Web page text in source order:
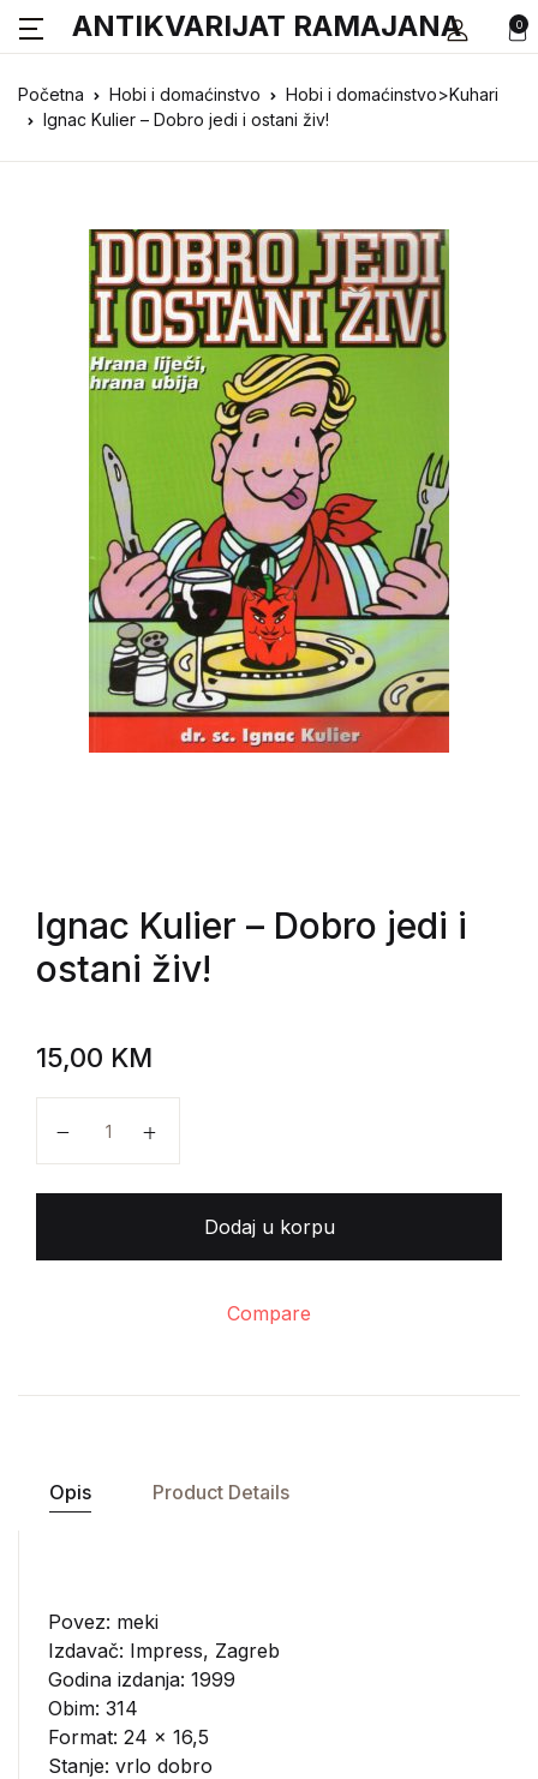
0
ANTIKVARIJAT RAMAJANA
Početna Hobi i domaćinstvo
Hobi i domaćinstvo>Kuhari
Ignac Kulier – Dobro jedi i ostani živ!
Ignac Kulier – Dobro jedi i
ostani živ!
15,00 KM
Dodaj u korpu
Compare
Opis Product Details
Povez: meki
Izdavač: Impress, Zagreb
Godina izdanja: 1999
Obim: 314
Format: 24 x 16,5
Stanje: vrlo dobro